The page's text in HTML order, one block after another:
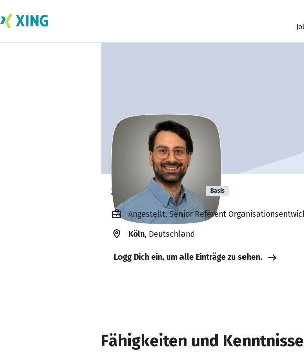
Sascha Dahms Basis
Angestellt, Senior Referent
Köln, Deutschland
Logg Dich ein, um alle Einträge zu sehen.
Fähigkeiten und Kenntnisse